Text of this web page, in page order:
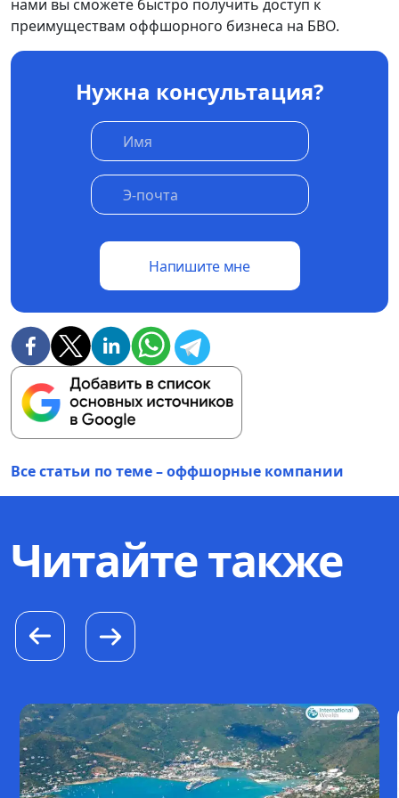
нами вы сможете быстро получить доступ к
преимуществам оффшорного бизнеса на БВО.
Нужна консультация?
Напишите мне
Все статьи по теме – оффшорные компании
Читайте также